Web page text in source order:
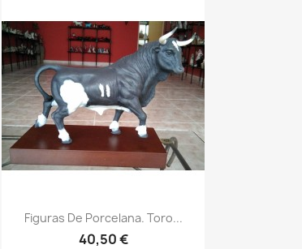
Figuras De Porcelana. Toro...
40,50 €